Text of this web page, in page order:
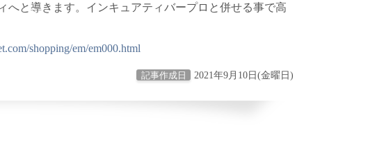
へと導きます。インキュアティバープロと併せる事で高
shopping/em/em000.html
記事作成日 2021年9月10日(金曜日)